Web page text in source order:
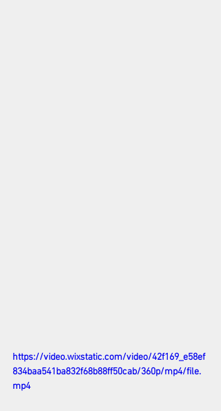
https://video.wixstatic.com/video/42f169_e58ef
834baa541ba832f68b88ff50cab/360p/mp4/file.
mp4